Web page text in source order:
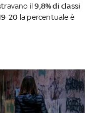
il9,8% di classi
20 la percentuale è